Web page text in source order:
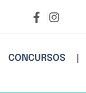
CONCURSOS